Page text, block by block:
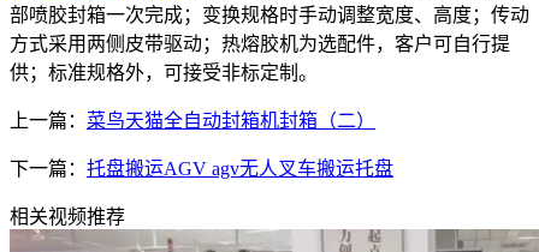
部喷胶封箱一次完成；变换规格时手动调整宽度、高度；传动
方式采用两侧皮带驱动；热熔胶机为选配件，客户可自行提
供；标准规格外，可接受非标定制。
上一篇： 菜鸟天猫全自动封箱机封箱（二）
下一篇： 托盘搬运AGV agv无人叉车搬运托盘
相关视频推荐